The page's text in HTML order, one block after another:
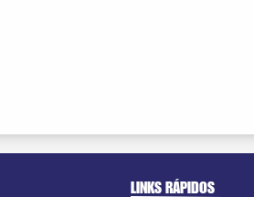
LINKS RÁPIDOS